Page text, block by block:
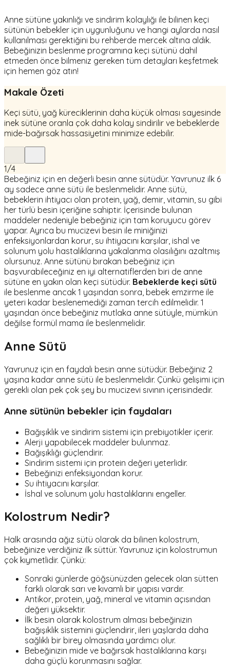
Anne sütüne yakınlığı ve sindirim kolaylığı ile bilinen keçi
sütünün bebekler için uygunluğunu ve hangi aylarda nasıl
kullanılması gerektiğini bu rehberde mercek altına aldık.
Bebeğinizin beslenme programına keçi sütünü dahil
etmeden önce bilmeniz gereken tüm detayları keşfetmek
için hemen göz atın!
Makale Özeti
Keçi sütü, yağ küreciklerinin daha küçük olması sayesinde
inek sütüne oranla çok daha kolay sindirilir ve bebeklerde
mide-bağırsak hassasiyetini minimize edebilir.
1/4
Bebeğiniz için en değerli besin anne sütüdür. Yavrunuz ilk 6
ay sadece anne sütü ile beslenmelidir. Anne sütü,
bebeklerin ihtiyacı olan protein, yağ, demir, vitamin, su gibi
her türlü besin içeriğine sahiptir. İçerisinde bulunan
maddeler nedeniyle bebeğiniz için tam koruyucu görev
yapar. Ayrıca bu mucizevi besin ile miniğinizi
enfeksiyonlardan korur, su ihtiyacını karşılar, ishal ve
solunum yolu hastalıklarına yakalanma olasılığını azaltmış
olursunuz. Anne sütünü bırakan bebeğiniz için
başvurabileceğiniz en iyi alternatiflerden biri de anne
sütüne en yakın olan keçi sütüdür. Bebeklerde keçi sütü
ile beslenme ancak 1 yaşından sonra, bebek emzirme ile
yeteri kadar beslenemediği zaman tercih edilmelidir. 1
yaşından önce bebeğiniz mutlaka anne sütüyle, mümkün
değilse formül mama ile beslenmelidir.
Anne Sütü
Yavrunuz için en faydalı besin anne sütüdür. Bebeğiniz 2
yaşına kadar anne sütü ile beslenmelidir. Çünkü gelişimi için
gerekli olan pek çok şey bu mucizevi sıvının içerisindedir.
Anne sütünün bebekler için faydaları
Bağışıklık ve sindirim sistemi için prebiyotikler içerir.
Alerji yapabilecek maddeler bulunmaz.
Bağışıklığı güçlendirir.
Sindirim sistemi için protein değeri yeterlidir.
Bebeğinizi enfeksiyondan korur.
Su ihtiyacını karşılar.
İshal ve solunum yolu hastalıklarını engeller.
Kolostrum Nedir?
Halk arasında ağız sütü olarak da bilinen kolostrum,
bebeğinize verdiğiniz ilk süttür. Yavrunuz için kolostrumun
çok kıymetlidir. Çünkü:
Sonraki günlerde göğsünüzden gelecek olan sütten
farklı olarak sarı ve kıvamlı bir yapısı vardır.
Antikor, protein, yağ, mineral ve vitamin açısından
değeri yüksektir.
İlk besin olarak kolostrum alması bebeğinizin
bağışıklık sistemini güçlendirir, ileri yaşlarda daha
sağlıklı bir birey olmasında yardımcı olur.
Bebeğinizin mide ve bağırsak hastalıklarına karşı
daha güçlü korunmasını sağlar.